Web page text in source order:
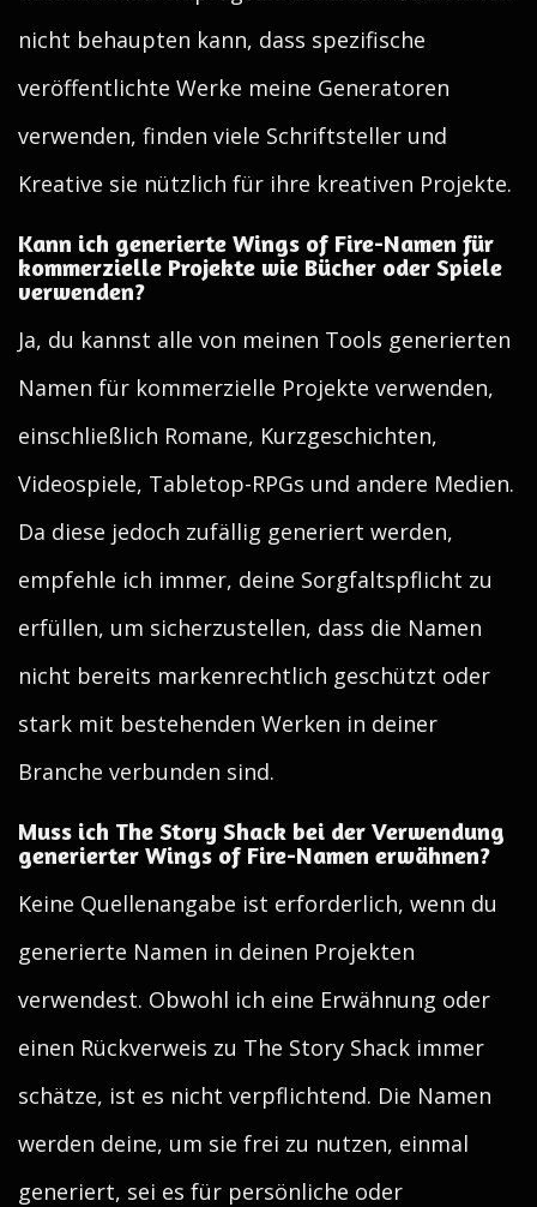
nicht behaupten kann, dass spezifische
veröffentlichte Werke meine Generatoren
verwenden, finden viele Schriftsteller und
Kreative sie nützlich für ihre kreativen Projekte.
Kann ich generierte Wings of Fire-Namen für
kommerzielle Projekte wie Bücher oder Spiele
verwenden?
Ja, du kannst alle von meinen Tools generierten
Namen für kommerzielle Projekte verwenden,
einschließlich Romane, Kurzgeschichten,
Videospiele, Tabletop-RPGs und andere Medien.
Da diese jedoch zufällig generiert werden,
empfehle ich immer, deine Sorgfaltspflicht zu
erfüllen, um sicherzustellen, dass die Namen
nicht bereits markenrechtlich geschützt oder
stark mit bestehenden Werken in deiner
Branche verbunden sind.
Muss ich The Story Shack bei der Verwendung
generierter Wings of Fire-Namen erwähnen?
Keine Quellenangabe ist erforderlich, wenn du
generierte Namen in deinen Projekten
verwendest. Obwohl ich eine Erwähnung oder
einen Rückverweis zu The Story Shack immer
schätze, ist es nicht verpflichtend. Die Namen
werden deine, um sie frei zu nutzen, einmal
generiert, sei es für persönliche oder